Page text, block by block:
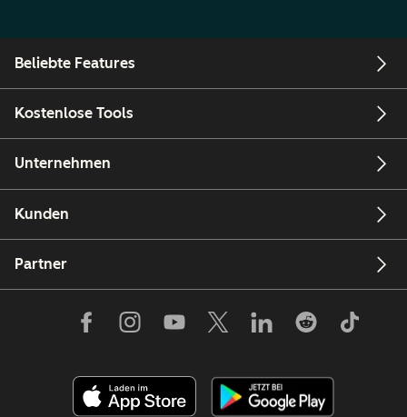
Beliebte Features
Kostenlose Tools
Unternehmen
Kunden
Partner